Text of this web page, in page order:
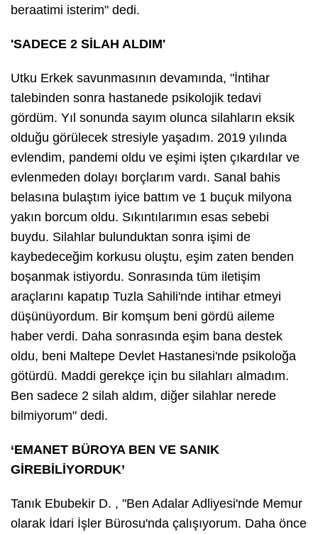
beraatimi isterim" dedi.
'SADECE 2 SİLAH ALDIM'
Utku Erkek savunmasının devamında, "İntihar
talebinden sonra hastanede psikolojik tedavi
gördüm. Yıl sonunda sayım olunca silahların eksik
olduğu görülecek stresiyle yaşadım. 2019 yılında
evlendim, pandemi oldu ve eşimi işten çıkardılar ve
evlenmeden dolayı borçlarım vardı. Sanal bahis
belasına bulaştım iyice battım ve 1 buçuk milyona
yakın borcum oldu. Sıkıntılarımın esas sebebi
buydu. Silahlar bulunduktan sonra işimi de
kaybedeceğim korkusu oluştu, eşim zaten benden
boşanmak istiyordu. Sonrasında tüm iletişim
araçlarını kapatıp Tuzla Sahili'nde intihar etmeyi
düşünüyordum. Bir komşum beni gördü aileme
haber verdi. Daha sonrasında eşim bana destek
oldu, beni Maltepe Devlet Hastanesi'nde psikoloğa
götürdü. Maddi gerekçe için bu silahları almadım.
Ben sadece 2 silah aldım, diğer silahlar nerede
bilmiyorum" dedi.
‘EMANET BÜROYA BEN VE SANIK
GİREBİLİYORDUK’
Tanık Ebubekir D. , "Ben Adalar Adliyesi'nde Memur
olarak İdari İşler Bürosu'nda çalışıyorum. Daha önce